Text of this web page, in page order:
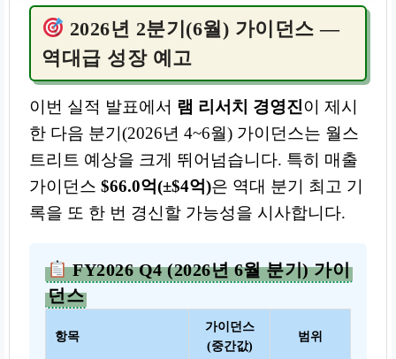
2026년 2분기(6월) 가이던스 —
역대급 성장 예고
이번 실적 발표에서 램 리서치 경영진이 제시
한 다음 분기(2026년 4~6월) 가이던스는 월스
트리트 예상을 크게 뛰어넘습니다. 특히 매출
가이던스 $66.0억(±$4억)은 역대 분기 최고 기
록을 또 한 번 경신할 가능성을 시사합니다.
FY2026 Q4 (2026년 6월 분기) 가이
던스
항목
가이던스
(중간값)
범위